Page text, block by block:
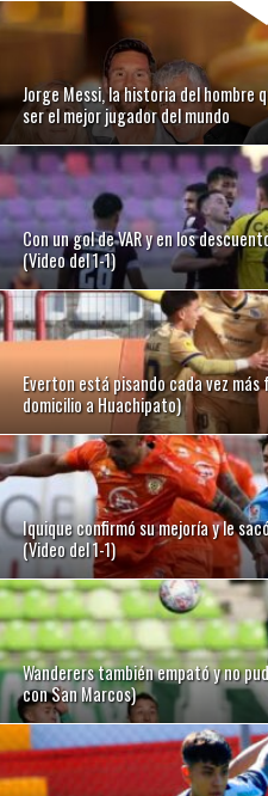
Jorge Messi, la historia del hombre
ser el mejor jugador del mundo
Con un gol de VAR y en los
(Video del 1-1)
Everton está pisando cada vez
domicilio a Huachipato)
Iquique confirmó su mejoría y le
(Video del 1-1)
Wanderers también empató y no
con San Marcos)